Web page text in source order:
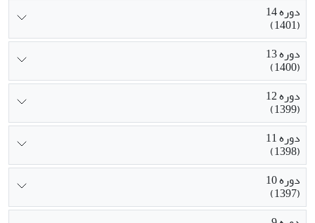
دوره 14
(1401)
دوره 13
(1400)
دوره 12
(1399)
دوره 11
(1398)
دوره 10
(1397)